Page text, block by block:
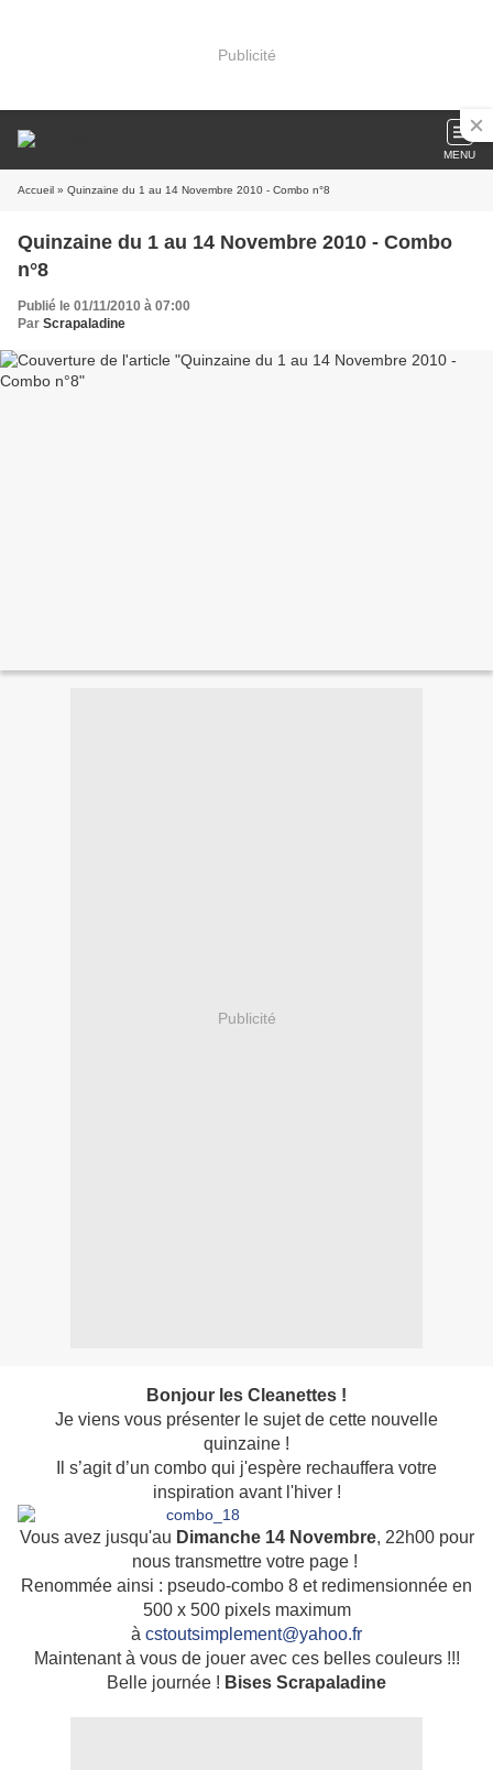
Publicité
MENU
Accueil » Quinzaine du 1 au 14 Novembre 2010 - Combo n°8
Quinzaine du 1 au 14 Novembre 2010 - Combo
n°8
Publié le 01/11/2010 à 07:00
Par Scrapaladine
Publicité
Bonjour les Cleanettes !
Je viens vous présenter le sujet de cette nouvelle
quinzaine !
Il s’agit d’un combo qui j'espère rechauffera votre
inspiration avant l'hiver !
Vous avez jusqu'au Dimanche 14 Novembre, 22h00 pour
nous transmettre votre page !
Renommée ainsi : pseudo-combo 8 et redimensionnée en
500 x 500 pixels maximum
à cstoutsimplement@yahoo.fr
Maintenant à vous de jouer avec ces belles couleurs !!!
Belle journée ! Bises Scrapaladine